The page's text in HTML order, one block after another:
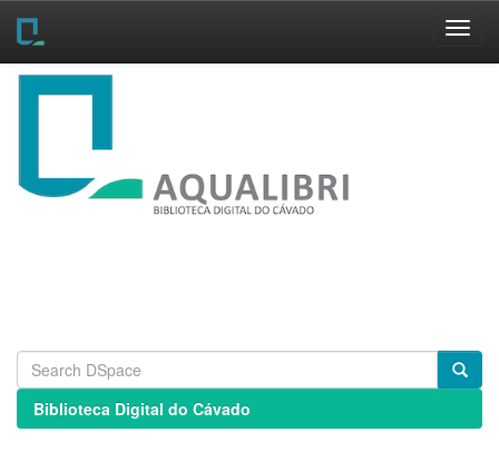
Skip
Biblioteca Digital do Cávado